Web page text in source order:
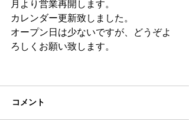
月より営業再開します。
カレンダー更新致しました。
オープン日は少ないですが、どうぞよ
ろしくお願い致します。
コメント